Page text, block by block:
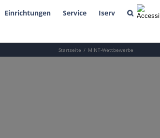
Einrichtungen Service Iserv
Startseite MINT-Wettbewerbe